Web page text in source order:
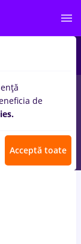
/
de
Acceptă toate